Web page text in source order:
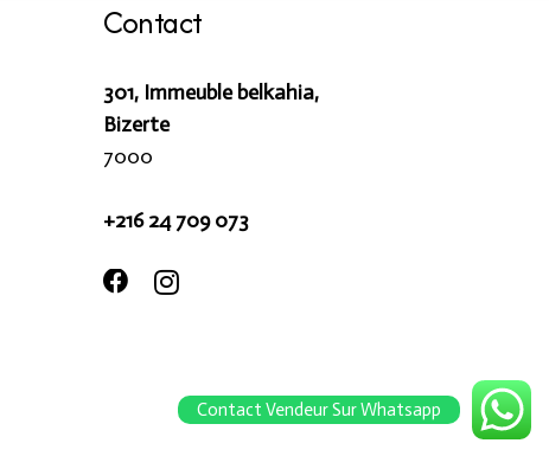
Contact
301, Immeuble belkahia,
Bizerte
7000
+216 24 709 073
Contact Vendeur Sur Whatsapp